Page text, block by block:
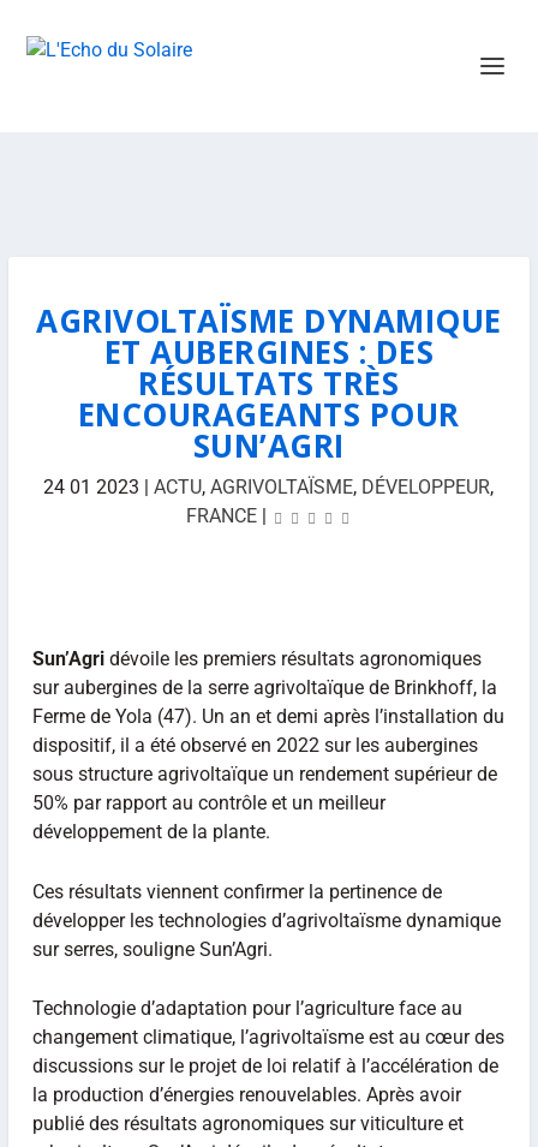
AGRIVOLTAÏSME DYNAMIQUE
ET AUBERGINES : DES
RÉSULTATS TRÈS
ENCOURAGEANTS POUR
SUN’AGRI
24 01 2023 |ACTU,AGRIVOLTAÏSME, DÉVELOPPEUR,
FRANCE |
Sun’Agridévoile les premiers résultats agronomiques
sur aubergines de la serre agrivoltaïque de Brinkhoff, la
Ferme de Yola (47). Un an et demi après l’installation du
dispositif, il a été observé en 2022 sur les aubergines
sous structure agrivoltaïque un rendement supérieur de
50% par rapport au contrôle et un meilleur
développement de la plante.
Ces résultats viennent confirmer la pertinence de
développer les technologies d’agrivoltaïsme dynamique
sur serres, souligne Sun’Agri.
Technologie d’adaptation pour l’agriculture face au
changement climatique, l’agrivoltaïsme est au cœur des
discussions sur le projet de loi relatif à l’accélération de
la production d’énergies renouvelables. Après avoir
publié des résultats agronomiques sur viticulture et